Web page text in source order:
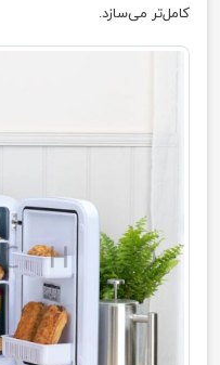
کامل‌تر می‌سازد.